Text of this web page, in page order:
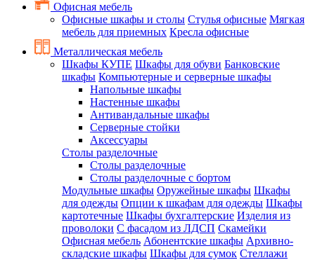
Офисная мебель
Офисные шкафы и столы Стулья офисные Мягкая
мебель для приемных Кресла офисные
Металлическая мебель
Шкафы КУПЕ Шкафы для обуви Банковские
шкафы Компьютерные и серверные шкафы
Напольные шкафы
Настенные шкафы
Антивандальные шкафы
Серверные стойки
Аксессуары
Столы разделочные
Столы разделочные
Столы разделочные с бортом
Модульные шкафы Оружейные шкафы Шкафы
для одежды Опции к шкафам для одежды Шкафы
картотечные Шкафы бухгалтерские Изделия из
проволоки С фасадом из ЛДСП Скамейки
Офисная мебель Абонентские шкафы Архивно-
складские шкафы Шкафы для сумок Стеллажи